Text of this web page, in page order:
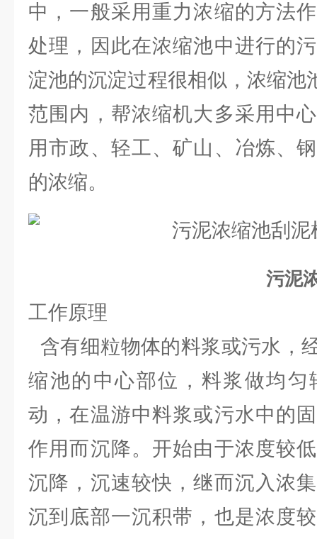
中，一般采用重力浓缩的方法
处理，因此在浓缩池中进行的
淀池的沉淀过程很相似，浓缩池
范围内，帮浓缩机大多采用中
用市政、轻工、矿山、冶炼、
的浓缩。
污泥
工作原理
含有细粒物体的料浆或污水，
缩池的中心部位，料浆做均匀
动，在温游中料浆或污水中的
作用而沉降。开始由于浓度较
沉降，沉速较快，继而沉入浓
沉到底部一沉积带，也是浓度